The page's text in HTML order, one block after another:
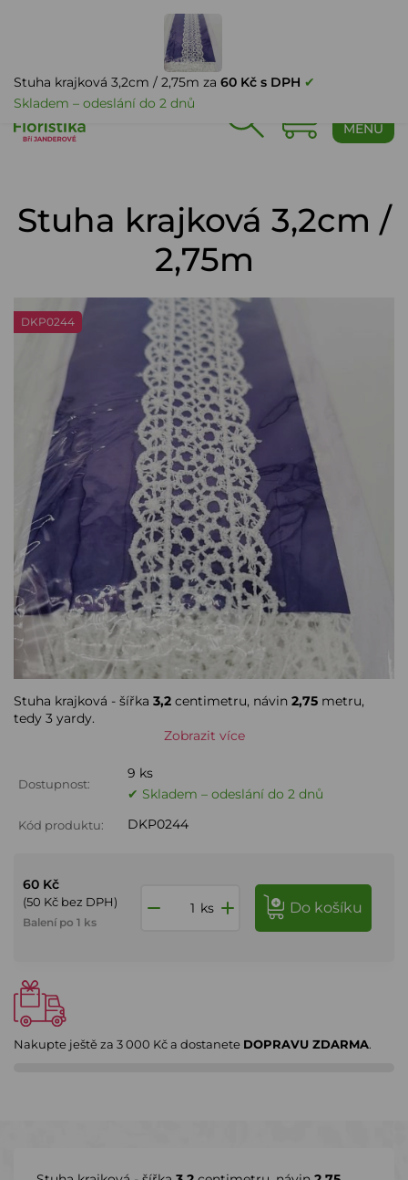
MENU
Stuha krajková 3,2cm /
2,75m
DKP0244
Stuha krajková - šířka 3,2 centimetru, návin 2,75 metru,
tedy 3 yardy.
Zobrazit více
Dostupnost:
9 ks
✔ Skladem – odeslání do 2 dnů
Kód produktu: DKP0244
60 Kč
(50 Kč bez DPH)
Balení po 1 ks
ks do košíku
Nakupte ještě za 3 000 Kča dostanete DOPRAVU ZDARMA.
Stuha krajková 3,2cm / 2,75m za 60 Kč s DPH ✔
Skladem – odeslání do 2 dnů